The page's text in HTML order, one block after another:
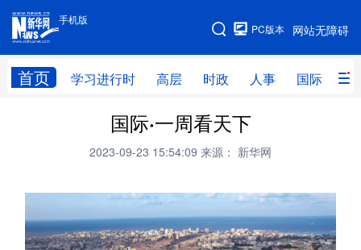
手机版
网站无障碍
PC版本
首页 学习进行时 高层 时政 人事 国际 财
手机版
网站地图
高层 时政
财经 网评
台湾 思客智库 全球连线 教育
科技 科创 量子 体育
国际·一周看天下
2023-09-23 15:54:09 来源： 新华网